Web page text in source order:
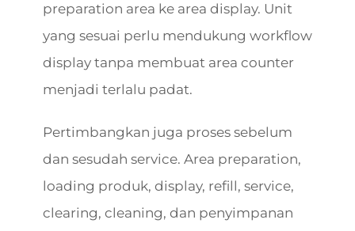
preparation area ke area display. Unit
yang sesuai perlu mendukung workflow
display tanpa membuat area counter
menjadi terlalu padat.
Pertimbangkan juga proses sebelum
dan sesudah service. Area preparation,
loading produk, display, refill, service,
clearing, cleaning, dan penyimpanan